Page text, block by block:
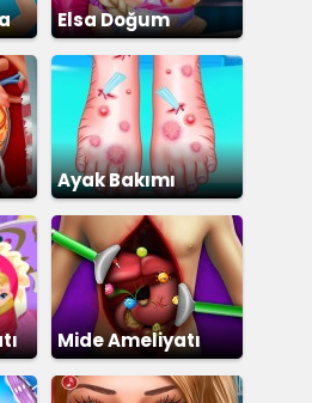
Elsa Doğum
Ameliyatı
Ayak Bakımı
Mide Ameliyatı